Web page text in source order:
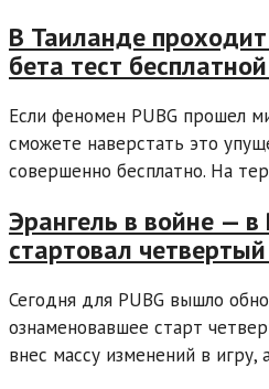
В Таиланде
бета тест
Если феномен PUBG прошел
сможете наверстать это
совершенно бесплатно. На
Эpaнгeль в войне — в
стартовал
Сегодня для PUBG вышло
ознаменовавшее старт
внес массу изменений в игру,